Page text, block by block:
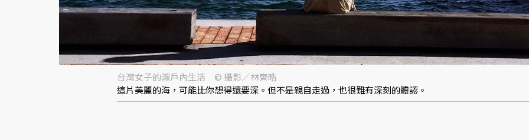
台灣女子的瀨戶內生活 © 攝影／林齊晧
這片美麗的海，可能比你想得還要深。但不是親自走過，也很難有深刻的體認。